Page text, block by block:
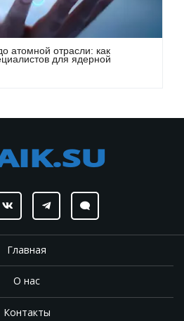
атомной отрасли: как
для ядерной
Главная
О нас
Контакты